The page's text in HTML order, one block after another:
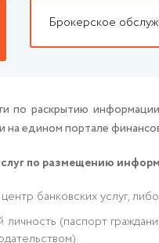
Брокерское
по раскрытию
едином портале
по размещению
банковских услуг,
(паспорт